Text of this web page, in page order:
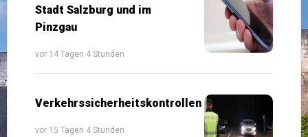
Stadt Salzburg und im
Pinzgau
vor 14 Tagen 4 Stunden
Verkehrssicherheitskontrollen
vor 15 Tagen 4 Stunden